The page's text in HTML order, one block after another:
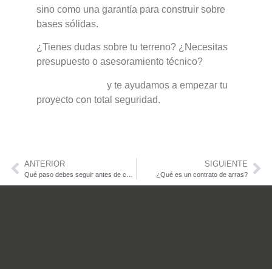
sino como una garantía para construir sobre
bases sólidas.
¿Tienes dudas sobre tu terreno? ¿Necesitas
presupuesto o asesoramiento técnico?
y te ayudamos a empezar tu
proyecto con total seguridad.
ANTERIOR SIGUIENTE
¿Qué es un contrato de arras?